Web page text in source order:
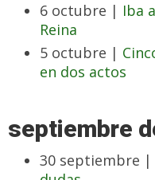
6 octubre | Iba
Reina
5 octubre |
en dos actos
septiembre
30 septiembre |